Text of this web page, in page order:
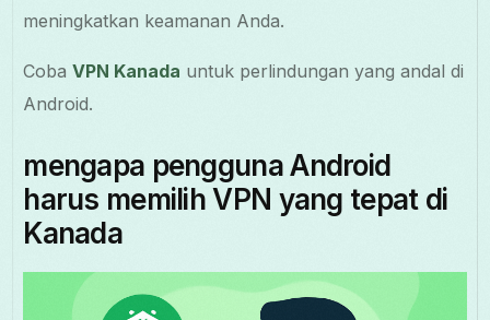
meningkatkan keamanan Anda.
CobaVPN Kanada untuk perlindungan yang andal di
Android.
mengapa pengguna Android
harus memilih VPN yang tepat di
Kanada